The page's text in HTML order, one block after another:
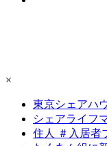
×
東京シェアハ
シェアライフ
住人 ＃入居者